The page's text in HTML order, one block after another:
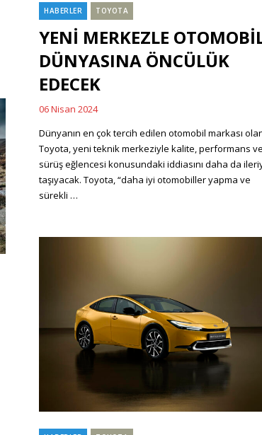
Categories
HABERLER TOYOTA
YENİ MERKEZLE
DÜNYASINA ÖNCÜLÜK
EDECEK
Posted
on
06 Nisan 2024
Dünyanın en çok tercih edilen otomobil markası
Toyota, yeni teknik merkeziyle kalite, performans ve
sürüş eğlencesi konusundaki iddiasını daha da
taşıyacak. Toyota, “daha iyi otomobiller yapma ve
sürekli …